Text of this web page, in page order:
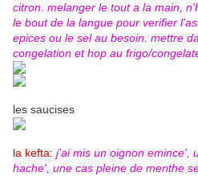
citron. melanger le tout a la main,
le bout de la langue pour verifier
epices ou le sel au besoin. mettre
congelation et hop au frigo/
les saucises
la kefta: j'ai mis un oignon emince',
hache', une cas pleine de menthe